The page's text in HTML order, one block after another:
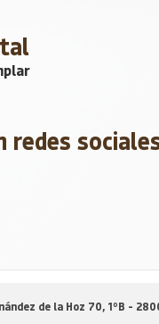
redes
de la Hoz 70, 1ºB -